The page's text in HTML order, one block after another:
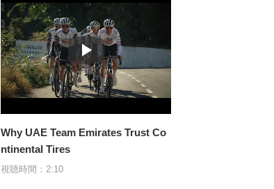
Why UAE Team Emirates Trust Co
ntinental Tires
視聴時間：2:10